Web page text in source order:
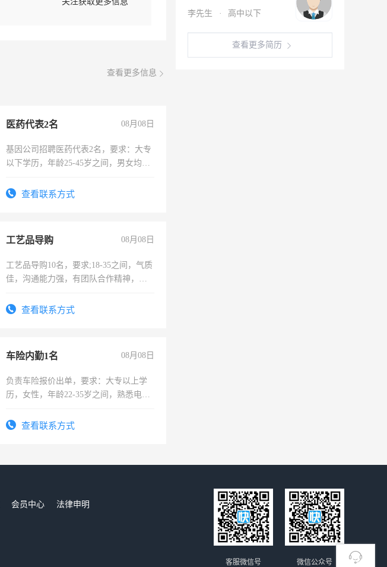
查看更多信息
医药代表2名 08月08日
基因公司招聘医药代表2名，要求：大专
以下学历，年龄25-45岁之间，男女均
表或者有医学资质的优先，底薪+绩效，
查看联系方式
工艺品导购 08月08日
工艺品导购10名，要求;18-35之间，气质
佳，沟通能力强，有团队合作精神，有
查看联系方式
车险内勤1名 08月08日
负责车险报价出单，要求：大专以上学
历，女性，年龄22-35岁之间，熟悉电脑
试用期1-3个月，转正后交纳五险，
查看联系方式
李先生 · 高中以下
查看更多简历
会员中心
法律申明
微信公众号
客服微信号